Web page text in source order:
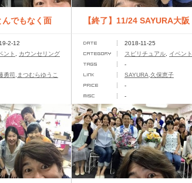
でもなく面
2-12
ント
カウンセリング
勇司,まつむらゆうこ
【終了】11/24 SAYURA大阪
マスターコース卒業イベン...
2018-11-25
スピリチュアル
イベント
-
SAYURA,久保恵子
-
-